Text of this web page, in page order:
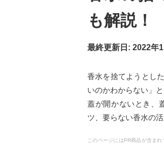
香
り
専
メ
デ
も解説！
最終更新日: 2022年
香水を捨てようとし
いのかわからない」
蓋が開かないとき、
ツ、要らない香水の
このページにはPR商品が含ま